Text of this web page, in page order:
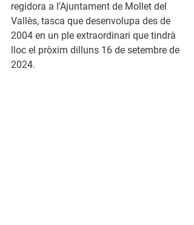
regidora a l'Ajuntament de Mollet del
Vallès, tasca que desenvolupa des de
2004 en un ple extraordinari que tindrà
lloc el pròxim dilluns 16 de setembre de
2024.